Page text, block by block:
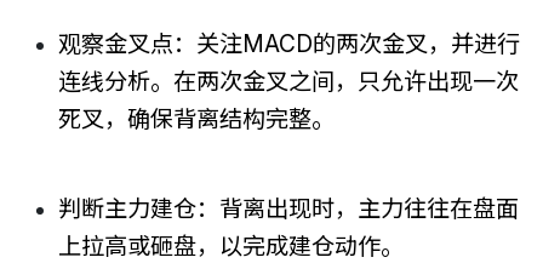
观察金叉点：关注MACD的两次金叉，并进行
连线分析。在两次金叉之间，只允许出现一次
死叉，确保背离结构完整。
判断主力建仓：背离出现时，主力往往在盘面
上拉高或砸盘，以完成建仓动作。